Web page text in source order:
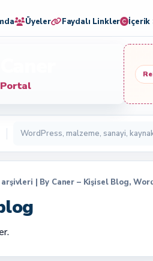
Üyeler Faydalı Linkler İçerik
Portal
arşivleri | By Caner – Kişisel Blog,